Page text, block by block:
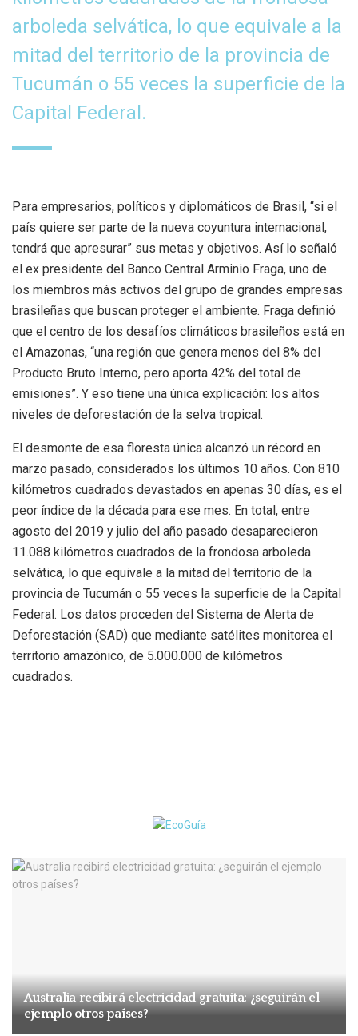
arboleda selvática, lo que equivale a la
mitad del territorio de la provincia de
Tucumán o 55 veces la superficie de la
Capital Federal.
Para empresarios, políticos y diplomáticos de Brasil, “si el
país quiere ser parte de la nueva coyuntura internacional,
tendrá que apresurar” sus metas y objetivos. Así lo señaló
el ex presidente del Banco Central Arminio Fraga, uno de
los miembros más activos del grupo de grandes empresas
brasileñas que buscan proteger el ambiente. Fraga definió
que el centro de los desafíos climáticos brasileños está en
el Amazonas, “una región que genera menos del 8% del
Producto Bruto Interno, pero aporta 42% del total de
emisiones”. Y eso tiene una única explicación: los altos
niveles de deforestación de la selva tropical.
El desmonte de esa floresta única alcanzó un récord en
marzo pasado, considerados los últimos 10 años. Con 810
kilómetros cuadrados devastados en apenas 30 días, es el
peor índice de la década para ese mes. En total, entre
agosto del 2019 y julio del año pasado desaparecieron
11.088 kilómetros cuadrados de la frondosa arboleda
selvática, lo que equivale a la mitad del territorio de la
provincia de Tucumán o 55 veces la superficie de la Capital
Federal. Los datos proceden del Sistema de Alerta de
Deforestación (SAD) que mediante satélites monitorea el
territorio amazónico, de 5.000.000 de kilómetros
cuadrados.
Australia recibirá electricidad gratuita: ¿seguirán el
ejemplo otros países?